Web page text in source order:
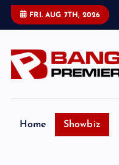
FRI. AUG 7TH, 2026
Home Showbiz